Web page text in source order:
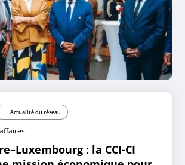
Actualité du réseau
: la CCI-CI